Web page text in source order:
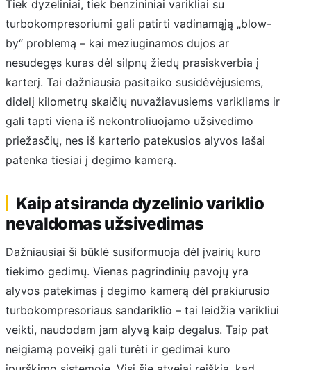
Tiek dyzeliniai, tiek benzininiai varikliai su
turbokompresoriumi gali patirti vadinamąją „blow-
by“ problemą – kai meziuginamos dujos ar
nesudegęs kuras dėl silpnų žiedų prasiskverbia į
karterį. Tai dažniausia pasitaiko susidėvėjusiems,
didelį kilometrų skaičių nuvažiavusiems varikliams ir
gali tapti viena iš nekontroliuojamo užsivedimo
priežasčių, nes iš karterio patekusios alyvos lašai
patenka tiesiai į degimo kamerą.
Kaip atsiranda dyzelinio variklio
nevaldomas užsivedimas
Dažniausiai ši būklė susiformuoja dėl įvairių kuro
tiekimo gedimų. Vienas pagrindinių pavojų yra
alyvos patekimas į degimo kamerą dėl prakiurusio
turbokompresoriaus sandariklio – tai leidžia varikliui
veikti, naudodam jam alyvą kaip degalus. Taip pat
neigiamą poveikį gali turėti ir gedimai kuro